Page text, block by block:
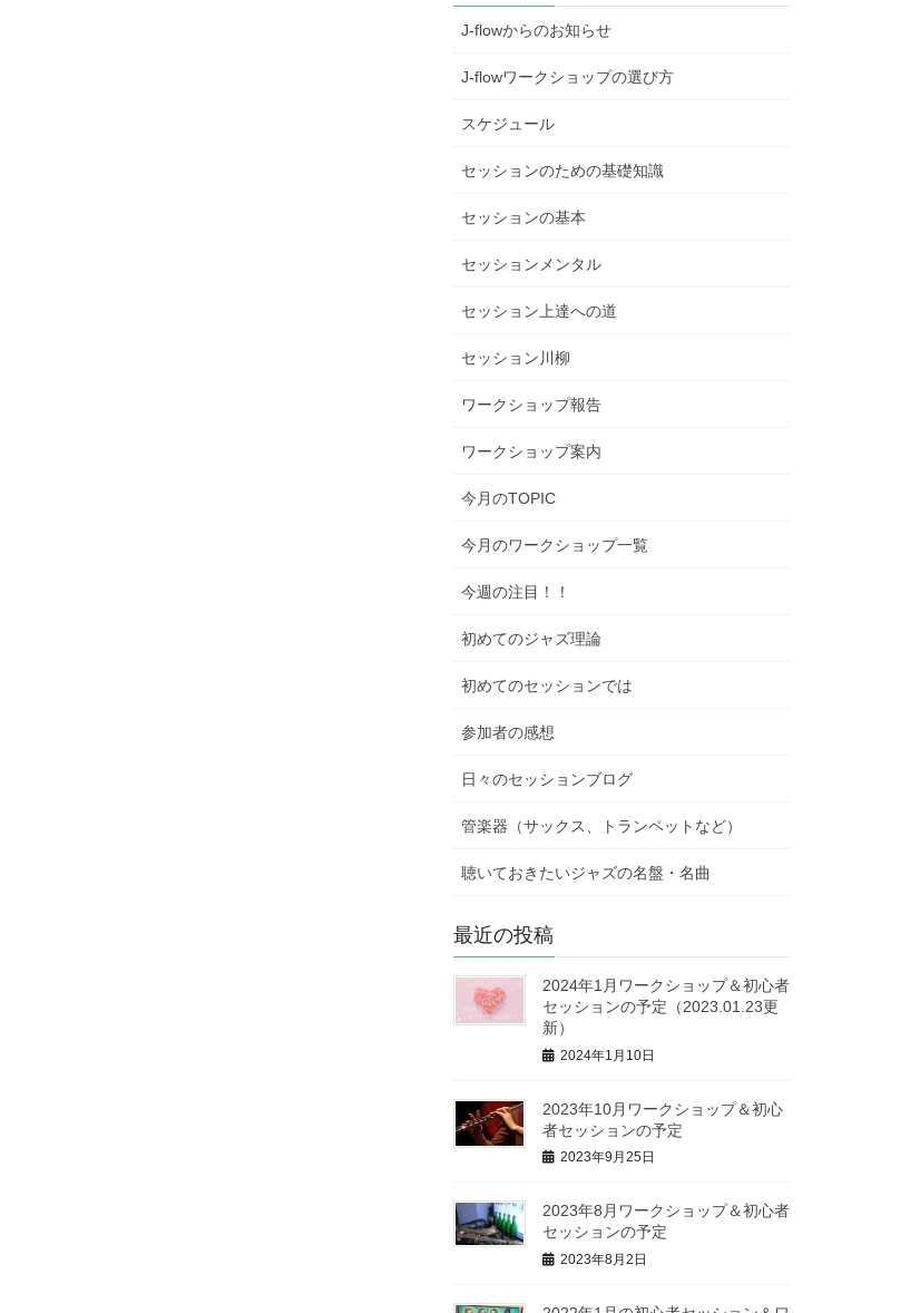
J-flowからのお知らせ
J-flowワークショップの選び方
スケジュール
セッションのための基礎知識
セッションの基本
セッションメンタル
セッション上達への道
セッション川柳
ワークショップ報告
ワークショップ案内
今月のTOPIC
今月のワークショップ一覧
今週の注目！！
初めてのジャズ理論
初めてのセッションでは
参加者の感想
日々のセッションブログ
管楽器（サックス、トランペットなど）
聴いておきたいジャズの名盤・名曲
最近の投稿
2024年1月ワークショップ＆初心者
セッションの予定（2023.01.23更
新）
2024年1月10日
2023年10月ワークショップ＆初心
者セッションの予定
2023年9月25日
2023年8月ワークショップ＆初心者
セッションの予定
2023年8月2日